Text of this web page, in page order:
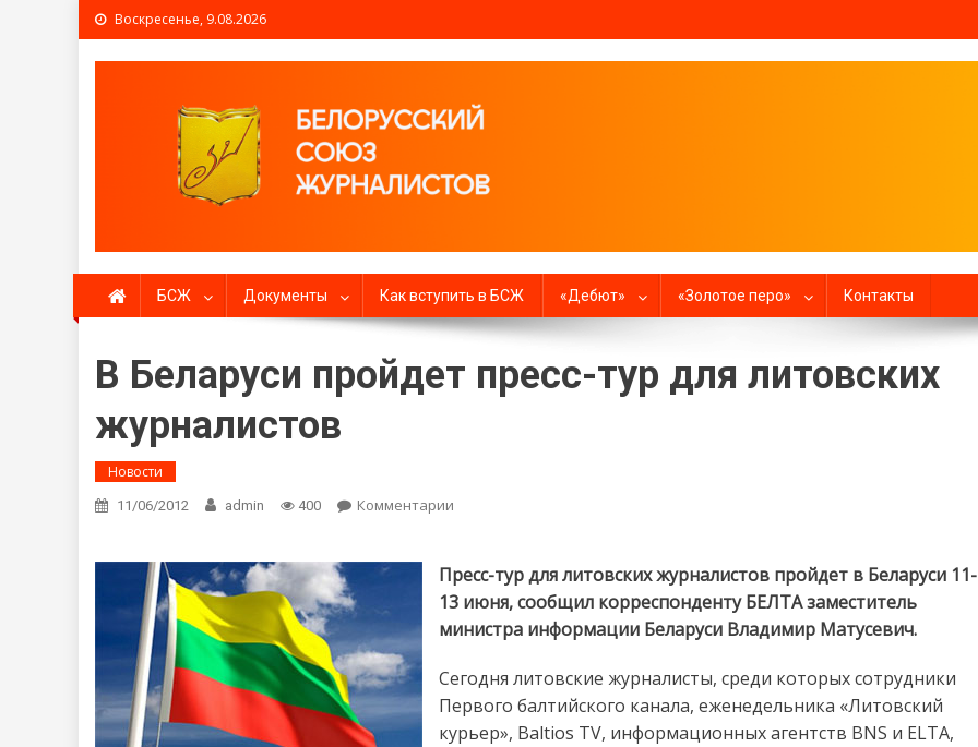
Воскресенье, 9.08.2026
Белорусский союз журналистов
БСЖ Документы Как вступить в БСЖ «Дебют» «Золотое перо» Контакты
В Беларуси пройдет пресс-тур для литовских
журналистов
Новости
11/06/2012 admin 400 Комментарии
Пресс-тур для литовских журналистов пройдет в Беларуси 11-
13 июня, сообщил корреспонденту БЕЛТА заместитель
министра информации Беларуси Владимир Матусевич.
Сегодня литовские журналисты, среди которых сотрудники
Первого балтийского канала, еженедельника «Литовский
курьер», Baltios TV, информационных агентств BNS и ELTA,